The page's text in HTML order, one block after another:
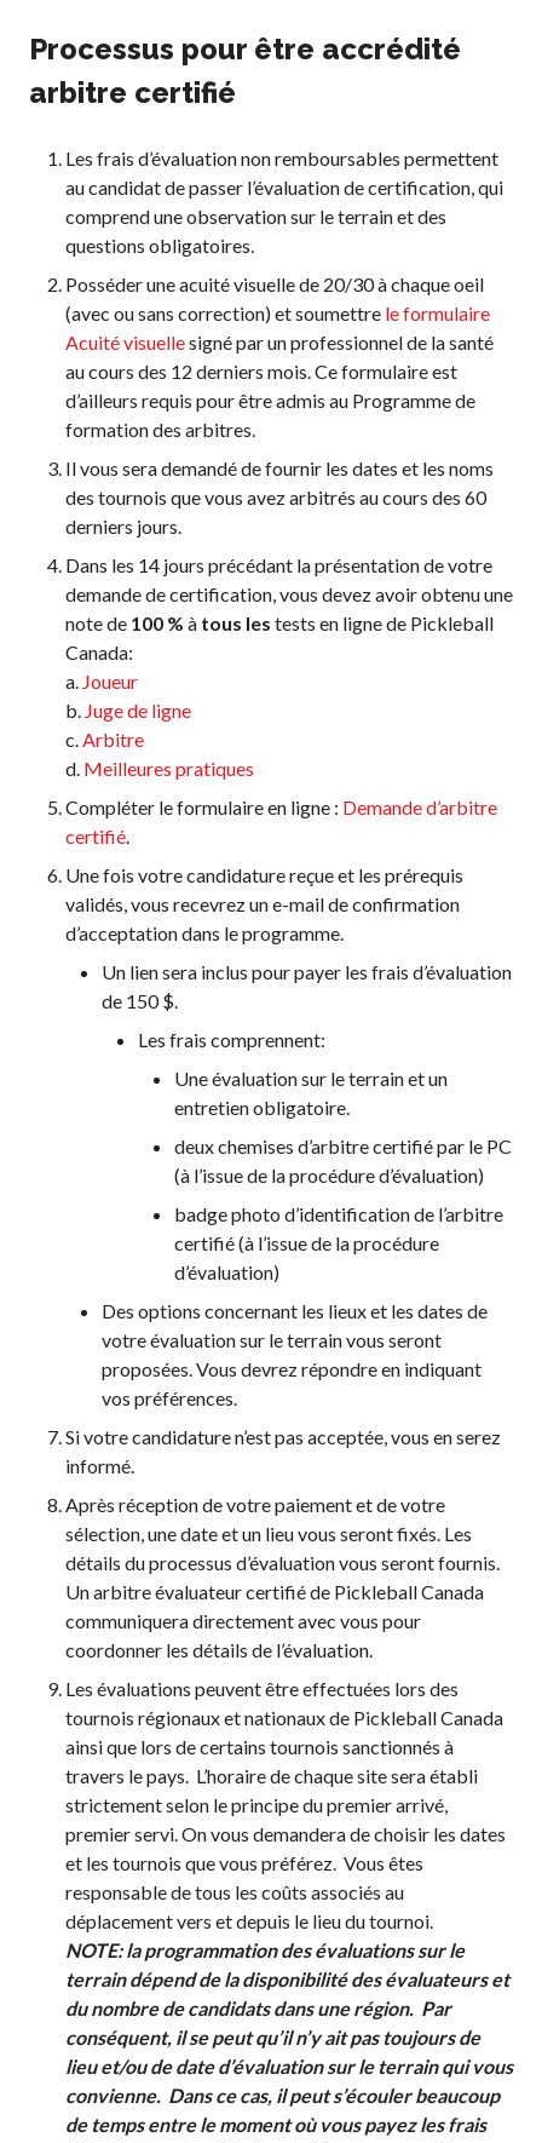
Processus pour être accrédité
arbitre certifié
Les frais d’évaluation non remboursables permettent
au candidat de passer l’évaluation de certification, qui
comprend une observation sur le terrain et des
questions obligatoires.
Posséder une acuité visuelle de 20/30 à chaque oeil
(avec ou sans correction) et soumettre le formulaire
Acuité visuellesigné par un professionnel de la santé
au cours des 12 derniers mois. Ce formulaire est
d’ailleurs requis pour être admis au Programme de
formation des arbitres.
Il vous sera demandé de fournir les dates et les noms
des tournois que vous avez arbitrés au cours des 60
derniers jours.
Dans les 14 jours précédant la présentation de votre
demande de certification, vous devez avoir obtenu une
note de 100 % à tous les tests en ligne de Pickleball
Canada:
a. Joueur
b. Juge de ligne
c.Arbitre
d. Meilleures pratiques
Compléter le formulaire en ligne : Demande d’arbitre
certifié.
Une fois votre candidature reçue et les prérequis
validés, vous recevrez un e-mail de confirmation
d’acceptation dans le programme.
Un lien sera inclus pour payer les frais d’évaluation
de 150 $.
Les frais comprennent:
Une évaluation sur le terrain et un
entretien obligatoire.
deux chemises d’arbitre certifié par le PC
(à l’issue de la procédure d’évaluation)
badge photo d’identification de l’arbitre
certifié (à l’issue de la procédure
d’évaluation)
Des options concernant les lieux et les dates de
votre évaluation sur le terrain vous seront
proposées. Vous devrez répondre en indiquant
vos préférences.
Si votre candidature n’est pas acceptée, vous en serez
informé.
Après réception de votre paiement et de votre
sélection, une date et un lieu vous seront fixés. Les
détails du processus d’évaluation vous seront fournis.
Un arbitre évaluateur certifié de Pickleball Canada
communiquera directement avec vous pour
coordonner les détails de l’évaluation.
Les évaluations peuvent être effectuées lors des
tournois régionaux et nationaux de Pickleball Canada
ainsi que lors de certains tournois sanctionnés à
travers le pays. L’horaire de chaque site sera établi
strictement selon le principe du premier arrivé,
premier servi. On vous demandera de choisir les dates
et les tournois que vous préférez. Vous êtes
responsable de tous les coûts associés au
déplacement vers et depuis le lieu du tournoi.
NOTE: la programmation des évaluations sur le
terrain dépend de la disponibilité des évaluateurs et
du nombre de candidats dans une région. Par
conséquent, il se peut qu’il n’y ait pas toujours de
lieu et/ou de date d’évaluation sur le terrain qui vous
convienne. Dans ce cas, il peut s’écouler beaucoup
de temps entre le moment où vous payez les frais